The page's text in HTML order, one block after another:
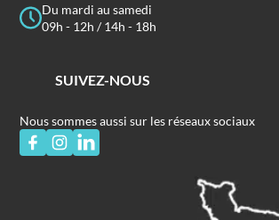
Du mardi au samedi
09h - 12h / 14h - 18h
SUIVEZ-NOUS
Nous sommes aussi sur les réseaux sociaux